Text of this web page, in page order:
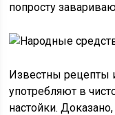
попросту
Известны рецепты
употребляют в
настойки.